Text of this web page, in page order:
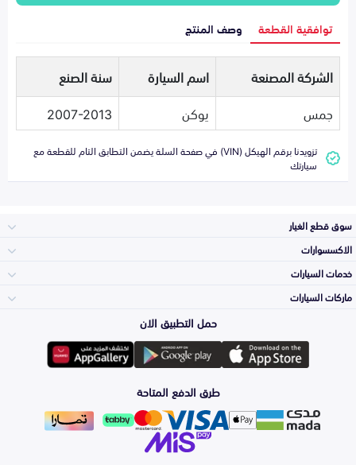
توافقية القطعة وصف المنتج
الشركة المصنعة اسم السيارة
سنة الصنع
جمس
يوكن 2007-2013
تزويدنا برقم الهيكل (VIN) في صفحة السلة يضمن التطابق التام للقطعة مع
سيارتك
سوق قطع الغيار
المكائن، القيرات
وملحقاتها
الشمعات
والاصطبات (الاضاءة)
الاكسسوارات
لوازم الرحلات
اكسسوارات العناية
خدمات السيارات
Top Selling
Detailing
Services
ماركات السيارات
Toyota
Hyundai
حمل التطبيق الان
طرق الدفع المتاحة